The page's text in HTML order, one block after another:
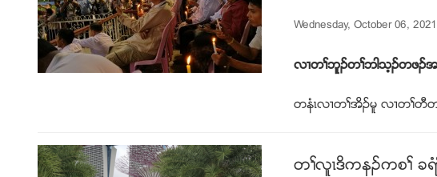
Wednesday, October 06, 2021
လ႕တႈဘူဥတႈဘါသ့ဥတဖဥ
တနံၚလ႕တႈအိဥမူ လ႕တႈတီတ
တႈလူၚဒိကနဥကစႈ ခ